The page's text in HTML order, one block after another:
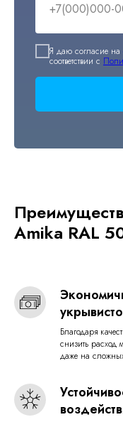
+7(000)000-
Я даю согласие на
соответствии с
Amika RAL
Благодаря
снизить расход
даже на